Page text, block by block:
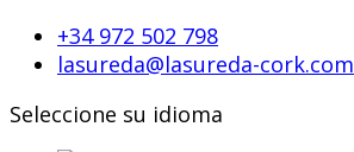
+34 972 502 798
lasureda@lasureda-cork.com
Seleccione su idioma